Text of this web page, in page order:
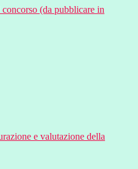
(da pubblicare in
e valutazione della